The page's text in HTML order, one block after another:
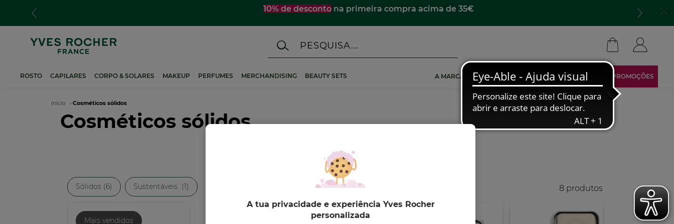
conteúdo
10% de desconto na primeira compra acima de 35€
ROSTO CAPILARES CORPO & SOLARES MAKEUP PERFUMES MERCHANDISING BEAUTY SETS A MARCA TORNA-TE AFILIADO ÁREA RESERVADA PROMOÇÕES
Navegação
estrutural
Início Cosméticos sólidos
Cosméticos sólidos
Mais vendidos
Sólidos (6) Sustentáveis​ ​ (1) 8 produtos
A tua privacidade e experiência Yves Rocher
personalizada